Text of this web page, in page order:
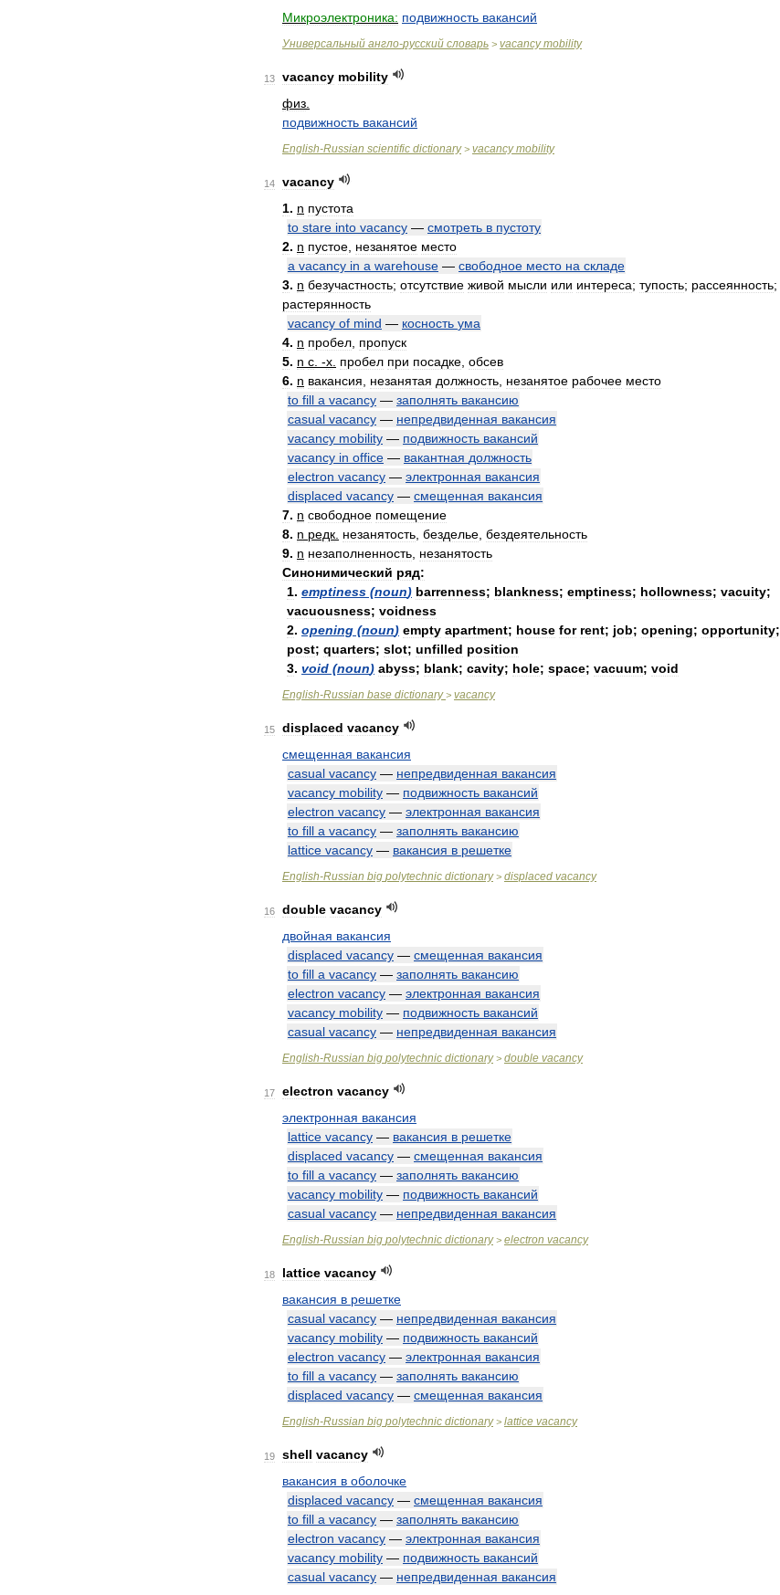
Микроэлектроника: подвижность вакансий
Универсальный англо-русский словарь > vacancy mobility
13 vacancy mobility
физ
подвижность вакансий
English-Russian scientific dictionary> vacancy mobility
14
vacancy
1. n пустота
to stare into vacancy — смотреть в пустоту
2. n пустое незанятое место
a vacancy in a warehouse — свободное место на складе
3. n безучастность; отсутствие живой мысли или интереса; тупость; рассеянность;
растерянность
vacancy of mind — косность ума
4. n пробел пропуск
5. n с . -х пробел при посадке обсев
6. n вакансия незанятая должность незанятое рабочее место
to fill a vacancy — заполнять вакансию
casual vacancy — непредвиденная вакансия
vacancy mobility — подвижность вакансий
vacancy in office — вакантная должность
electron vacancy — электронная вакансия
displaced vacancy — смещенная вакансия
7. n свободное помещение
8. n редк незанятость безделье бездеятельность
9. n незаполненность незанятость
Синонимический ряд:
1. emptiness (noun) barrenness; blankness; emptiness; hollowness; vacuity;
vacuousness; voidness
2. opening (noun) empty apartment; house for rent; job; opening; opportunity;
post; quarters; slot; unfilled position
3. void (noun) abyss; blank; cavity; hole; space; vacuum; void
English-Russian base dictionary > vacancy
15 displaced vacancy
смещенная вакансия
casual vacancy — непредвиденная вакансия
vacancy mobility — подвижность вакансий
electron vacancy — электронная вакансия
to fill a vacancy — заполнять вакансию
lattice vacancy — вакансия в решетке
English-Russian big polytechnic dictionary> displaced vacancy
16 double vacancy
двойная вакансия
displaced vacancy — смещенная вакансия
to fill a vacancy — заполнять вакансию
electron vacancy — электронная вакансия
vacancy mobility — подвижность вакансий
casual vacancy — непредвиденная вакансия
English-Russian big polytechnic dictionary> double vacancy
17 electron vacancy
электронная вакансия
lattice vacancy — вакансия в решетке
displaced vacancy — смещенная вакансия
to fill a vacancy — заполнять вакансию
vacancy mobility — подвижность вакансий
casual vacancy — непредвиденная вакансия
English-Russian big polytechnic dictionary> electron vacancy
18 lattice vacancy
вакансия в решетке
casual vacancy — непредвиденная вакансия
vacancy mobility — подвижность вакансий
electron vacancy — электронная вакансия
to fill a vacancy — заполнять вакансию
displaced vacancy — смещенная вакансия
English-Russian big polytechnic dictionary> lattice vacancy
19 shell vacancy
вакансия в оболочке
displaced vacancy — смещенная вакансия
to fill a vacancy — заполнять вакансию
electron vacancy — электронная вакансия
vacancy mobility — подвижность вакансий
casual vacancy — непредвиденная вакансия